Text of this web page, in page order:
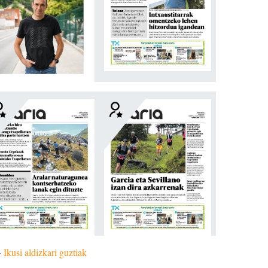
Ikusi aldizkari guztiak